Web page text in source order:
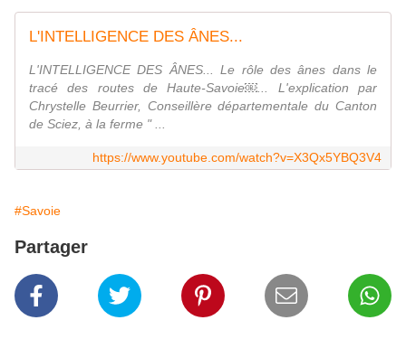
L'INTELLIGENCE DES ÂNES...
L'INTELLIGENCE DES ÂNES... Le rôle des ânes dans le
tracé des routes de Haute-Savoie￼... L'explication par
Chrystelle Beurrier, Conseillère départementale du Canton
de Sciez, à la ferme " ...
https://www.youtube.com/watch?v=X3Qx5YBQ3V4
#Savoie
Partager